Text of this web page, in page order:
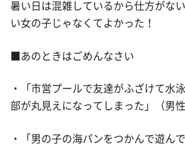
暑い日は混雑しているから仕方がな
い女の子じゃなくてよかった！
■あのときはごめんなさい
・「市営プールで友達がふざけて水
部が丸見えになってしまった」（男
・「男の子の海パンをつかんで遊ん